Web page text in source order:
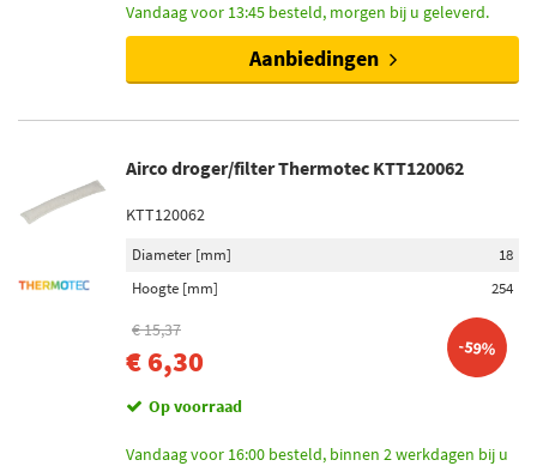
Vandaag voor 13:45 besteld, morgen bij u geleverd.
Aanbiedingen
Airco droger/filter Thermotec KTT120062
KTT120062
Diameter [mm]
18
Hoogte [mm]
254
€ 15,37
€ 6,30 -59%
Op voorraad
Vandaag voor 16:00 besteld, binnen 2 werkdagen bij u